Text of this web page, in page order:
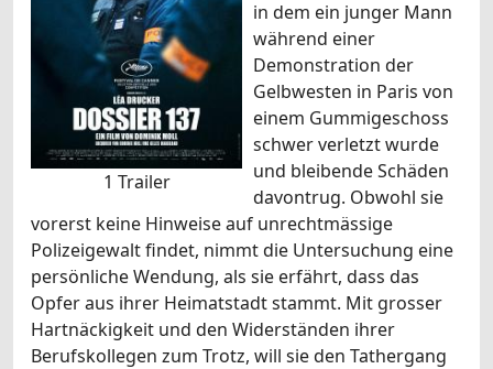
1 Trailer
in dem ein junger Mann
während einer
Demonstration der
Gelbwesten in Paris von
einem Gummigeschoss
schwer verletzt wurde
und bleibende Schäden
davontrug. Obwohl sie
vorerst keine Hinweise auf unrechtmässige
Polizeigewalt findet, nimmt die Untersuchung eine
persönliche Wendung, als sie erfährt, dass das
Opfer aus ihrer Heimatstadt stammt. Mit grosser
Hartnäckigkeit und den Widerständen ihrer
Berufskollegen zum Trotz, will sie den Tathergang